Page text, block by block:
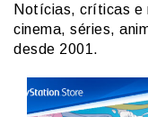
Notícias, críticas e
cinema, séries,
desde 2001.